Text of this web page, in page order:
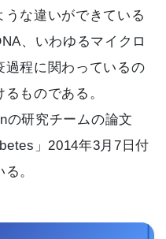
な違いができている
、いわゆるマイクロ
過程に関わっているの
ものである。
の研究チームの論文
」2014年3月7日付
。